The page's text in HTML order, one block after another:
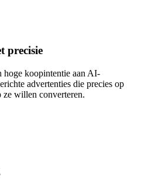
precisie
hoge koopintentie aan AI-
advertenties die precies op
ze willen converteren.